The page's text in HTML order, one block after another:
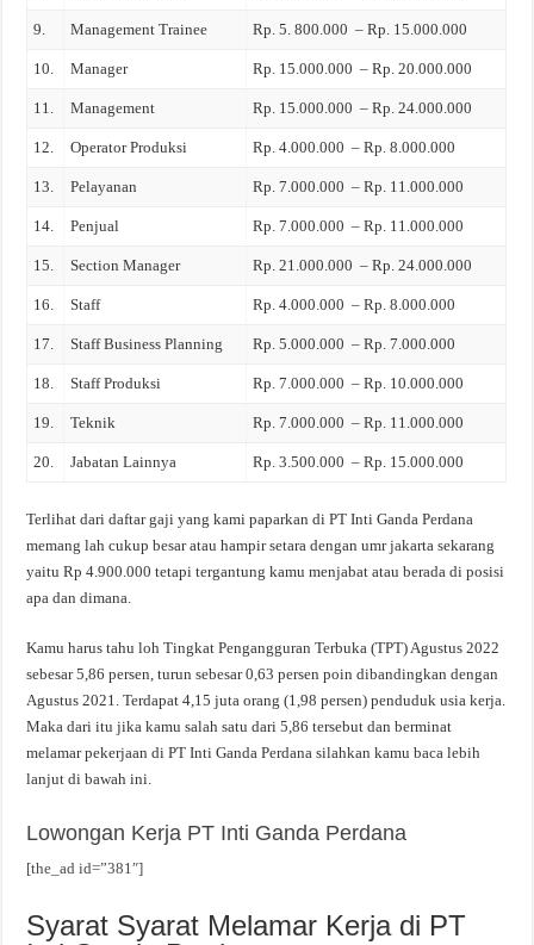
9. Management Trainee Rp. 5. 800.000 – Rp. 15.000.000
10. Manager Rp. 15.000.000 – Rp. 20.000.000
11. Management Rp. 15.000.000 – Rp. 24.000.000
12. Operator Produksi Rp. 4.000.000 – Rp. 8.000.000
13. Pelayanan Rp. 7.000.000 – Rp. 11.000.000
14. Penjual Rp. 7.000.000 – Rp. 11.000.000
15. Section Manager Rp. 21.000.000 – Rp. 24.000.000
16. Staff Rp. 4.000.000 – Rp. 8.000.000
17. Staff Business Planning Rp. 5.000.000 – Rp. 7.000.000
18. Staff Produksi Rp. 7.000.000 – Rp. 10.000.000
19. Teknik Rp. 7.000.000 – Rp. 11.000.000
20. Jabatan Lainnya Rp. 3.500.000 – Rp. 15.000.000
Terlihat dari daftar gaji yang kami paparkan di PT Inti Ganda Perdana
memang lah cukup besar atau hampir setara dengan umr jakarta sekarang
yaitu Rp 4.900.000 tetapi tergantung kamu menjabat atau berada di posisi
apa dan dimana.
Kamu harus tahu loh Tingkat Pengangguran Terbuka (TPT) Agustus 2022
sebesar 5,86 persen, turun sebesar 0,63 persen poin dibandingkan dengan
Agustus 2021. Terdapat 4,15 juta orang (1,98 persen) penduduk usia kerja.
Maka dari itu jika kamu salah satu dari 5,86 tersebut dan berminat
melamar pekerjaan di PT Inti Ganda Perdana silahkan kamu baca lebih
lanjut di bawah ini.
Lowongan Kerja PT Inti Ganda Perdana
[the_ad id=”381″]
Syarat Syarat Melamar Kerja di PT